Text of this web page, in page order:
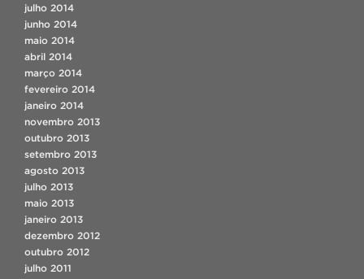
julho 2014
junho 2014
maio 2014
abril 2014
março 2014
fevereiro 2014
janeiro 2014
novembro 2013
outubro 2013
setembro 2013
agosto 2013
julho 2013
maio 2013
janeiro 2013
dezembro 2012
outubro 2012
julho 2011